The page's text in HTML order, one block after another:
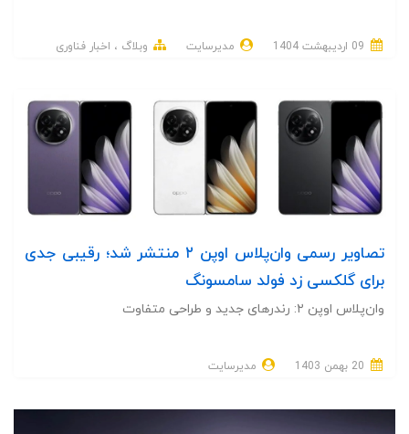
مدیرسایت وبلاگ اخبار فناوری
تصاویر رسمی وان‌پلاس اوپن ۲ منتشر شد؛ رقیبی جدی
برای گلکسی زد فولد سامسونگ
وان‌پلاس اوپن ۲: رندرهای جدید و طراحی متفاوت
مدیرسایت